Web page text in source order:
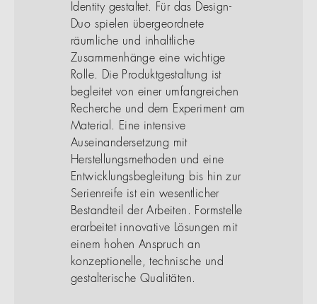
Identity gestaltet. Für das Design-
Duo spielen übergeordnete
räumliche und inhaltliche
Zusammenhänge eine wichtige
Rolle. Die Produktgestaltung ist
begleitet von einer umfangreichen
Recherche und dem Experiment am
Material. Eine intensive
Auseinandersetzung mit
Herstellungsmethoden und eine
Entwicklungsbegleitung bis hin zur
Serienreife ist ein wesentlicher
Bestandteil der Arbeiten. Formstelle
erarbeitet innovative Lösungen mit
einem hohen Anspruch an
konzeptionelle, technische und
gestalterische Qualitäten.